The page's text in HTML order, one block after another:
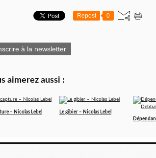
Repost 0
à la newsletter
aimerez aussi :
– Nicolas Lebel
Le gibier – Nicolas Lebel